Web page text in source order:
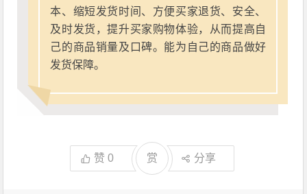
本、缩短发货时间、方便买家退货、安全、
及时发货，提升买家购物体验，从而提高自
己的商品销量及口碑。能为自己的商品做好
发货保障。
赞0 赏 分享